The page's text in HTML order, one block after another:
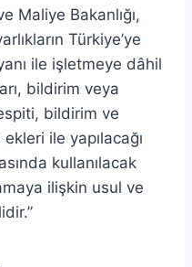
Maliye Bakanlığı,
Türkiye’ye
ile işletmeye dâhil
bildirim veya
bildirim ve
ile yapılacağı
kullanılacak
ilişkin usul ve